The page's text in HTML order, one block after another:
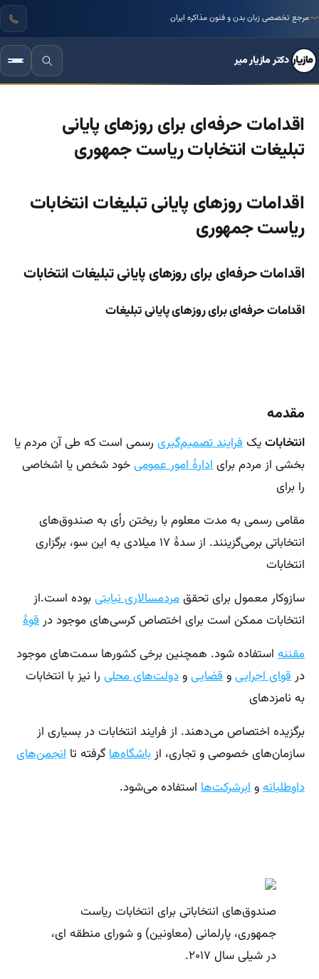
بیش از ۳۰ سال تجربه علمی و میدانی مستند
دکتر مازیار میر
اقدامات حرفه‌ای برای روزهای پایانی
تبلیغات انتخابات ریاست جمهوری
اقدامات روزهای پایانی تبلیغات انتخابات
ریاست جمهوری
اقدامات حرفه‌ای برای روزهای پایانی تبلیغات انتخابات
اقدامات حرفه‌ای برای روزهای پایانی تبلیغات
مقدمه
انتخاباتیکفرایند تصمیم‌گیری رسمی است که طی آن مردم یا
بخشی از مردم برایادارهٔ امور عمومیخود شخص یا اشخاصی
را برای
مقامی رسمی به مدت معلوم با ریختن رأی به صندوق‌های
انتخاباتی برمی‌گزینند. از سدهٔ ۱۷ میلادی به این سو، برگزاری
انتخابات
سازوکار معمول برای تحققمردمسالاری نیابتیبوده است.از
انتخابات ممکن است برای اختصاص کرسی‌های موجود در قوهٔ
مقننه استفاده شود. همچنین برخی کشورها سمت‌های موجود
در قوای اجراییوقضاییودولت‌های محلی را نیز با انتخابات
به نامزدهای
برگزیده اختصاص می‌دهند. از فرایند انتخابات در بسیاری از
سازمان‌های خصوصی و تجاری، از باشگاه‌هاگرفته تا انجمن‌های
داوطلبانهوابرشرکت‌ها استفاده می‌شود.
صندوق‌های انتخاباتی برای انتخابات ریاست
جمهوری، پارلمانی (معاونین) و شورای منطقه ای،
در شیلی سال ۲۰۱۷.